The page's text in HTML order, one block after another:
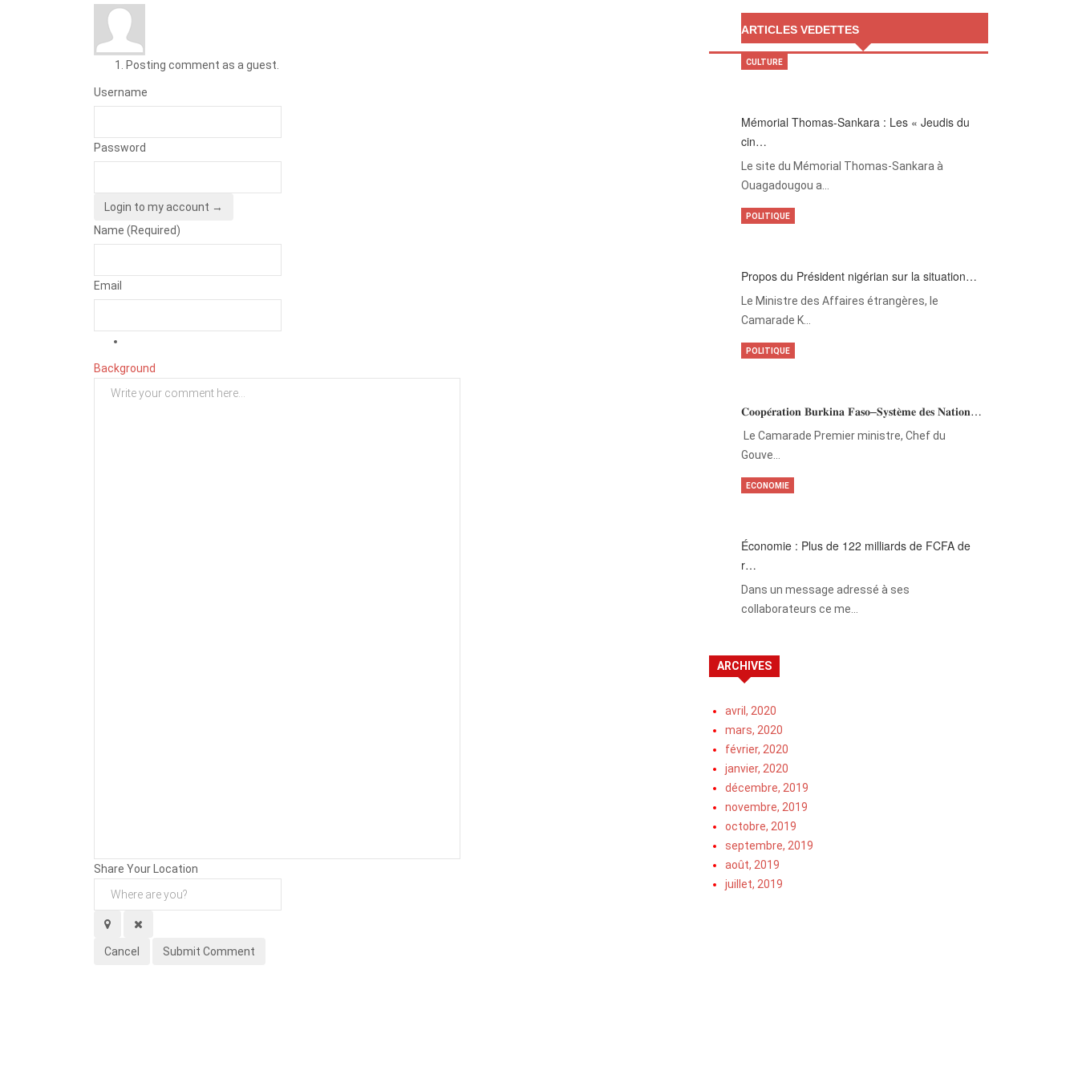
Posting comment as a guest.
Username
Password
Login to my account →
Name (Required)
Email
Background
Share Your Location
Cancel Submit Comment
ARTICLES VEDETTES
Mémorial Thomas-Sankara : Les « Jeudis du
cin…
Le site du Mémorial Thomas-Sankara à
Ouagadougou a…
CULTURE
Propos du Président nigérian sur la situation…
Le Ministre des Affaires étrangères, le
Camarade K…
POLITIQUE
𝐂𝐨𝐨𝐩𝐞́𝐫𝐚𝐭𝐢𝐨𝐧 𝐁𝐮𝐫𝐤𝐢𝐧𝐚 𝐅𝐚𝐬𝐨–𝐒𝐲𝐬𝐭𝐞̀𝐦𝐞 𝐝𝐞𝐬 𝐍𝐚𝐭𝐢𝐨𝐧…
‎Le Camarade Premier ministre, Chef du
Gouve…
POLITIQUE
Économie : Plus de 122 milliards de FCFA de
r…
Dans un message adressé à ses
collaborateurs ce me…
ECONOMIE
ARCHIVES
avril, 2020
mars, 2020
février, 2020
janvier, 2020
décembre, 2019
novembre, 2019
octobre, 2019
septembre, 2019
août, 2019
juillet, 2019